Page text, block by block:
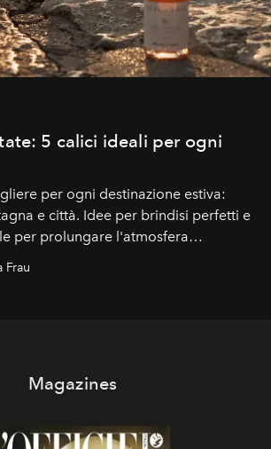
5 calici ideali per ogni
per ogni destinazione estiva:
e città. Idee per brindisi perfetti e
per prolungare l'atmosfera
Frau
Magazines